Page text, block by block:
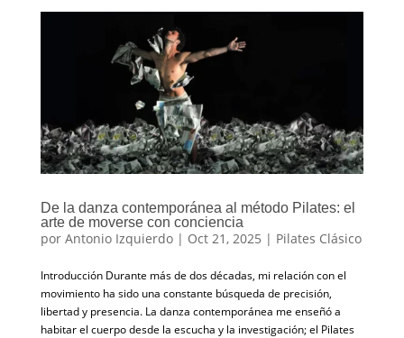
De la danza contemporánea al método Pilates: el
arte de moverse con conciencia
por Antonio Izquierdo| Oct 21, 2025 | Pilates Clásico
Introducción Durante más de dos décadas, mi relación con el
movimiento ha sido una constante búsqueda de precisión,
libertad y presencia. La danza contemporánea me enseñó a
habitar el cuerpo desde la escucha y la investigación; el Pilates